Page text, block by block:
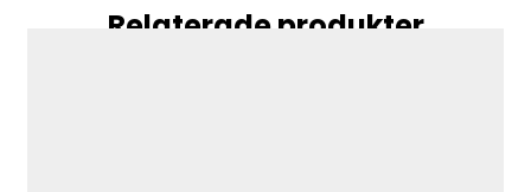
Relaterade produkter